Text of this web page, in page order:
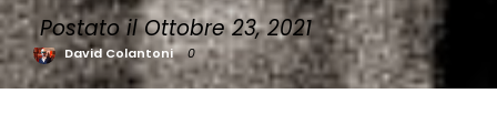
Postato il Ottobre 23, 2021
David Colantoni 0